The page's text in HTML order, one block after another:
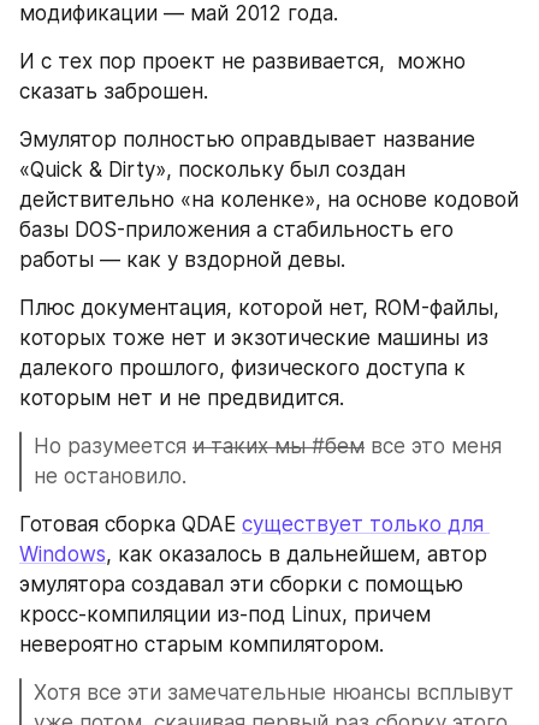
модификации — май 2012 года.
И с тех пор проект не развивается,  можно
сказать заброшен.
Эмулятор полностью оправдывает название
«Quick & Dirty», поскольку был создан
действительно «на коленке», на основе кодовой
базы DOS-приложения а стабильность его
работы — как у вздорной девы.
Плюс документация, которой нет, ROM-файлы,
которых тоже нет и экзотические машины из
далекого прошлого, физического доступа к
которым нет и не предвидится.
Но разумеется и таких мы #бем все это меня
не остановило.
Готовая сборка QDAE существует только для
Windows, как оказалось в дальнейшем, автор
эмулятора создавал эти сборки с помощью
кросс-компиляции из-под Linux, причем
невероятно старым компилятором.
Хотя все эти замечательные нюансы всплывут